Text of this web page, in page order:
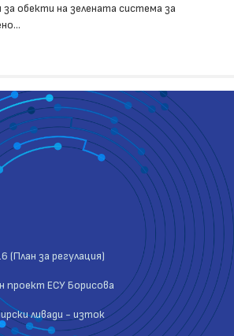
обекти на зелената система за
(План за регулация)
ЕСУ Борисова
ливади - изток